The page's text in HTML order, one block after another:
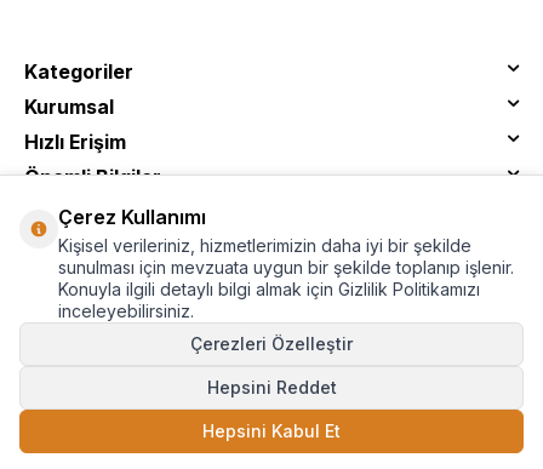
Kategoriler
Kurumsal
Hızlı Erişim
Önemli Bilgiler
© Tantitoni - Tüm Hakları Saklıdır
Çerez Kullanımı
Kişisel verileriniz, hizmetlerimizin daha iyi bir şekilde
sunulması için mevzuata uygun bir şekilde toplanıp işlenir.
Konuyla ilgili detaylı bilgi almak için Gizlilik Politikamızı
inceleyebilirsiniz.
Çerezleri Özelleştir
Hepsini Reddet
Hepsini Kabul Et